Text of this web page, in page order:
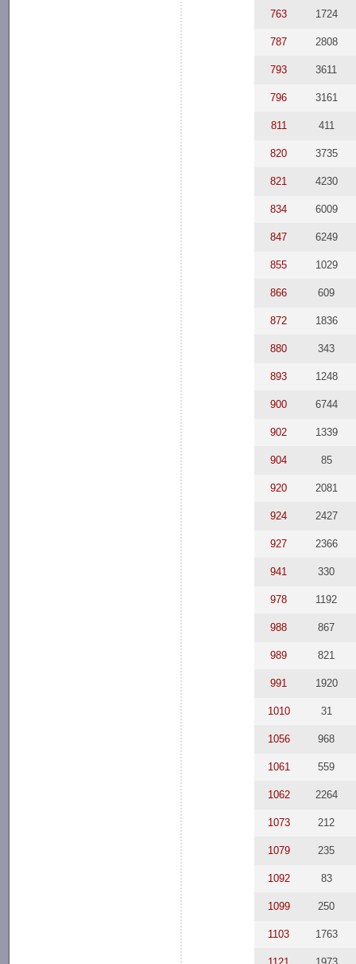
763 1724
787 2808
793 3611
796 3161
811 411
820 3735
821 4230
834 6009
847 6249
855 1029
866 609
872 1836
880 343
893 1248
900 6744
902 1339
904 85
920 2081
924 2427
927 2366
941 330
978 1192
988 867
989 821
991 1920
1010 31
1056 968
1061 559
1062 2264
1073 212
1079 235
1092 83
1099 250
1103 1763